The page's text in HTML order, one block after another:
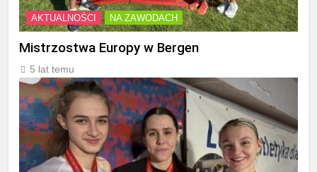
AKTUALNOŚCI NA ZAWODACH
Mistrzostwa Europy w Bergen
5 lat temu